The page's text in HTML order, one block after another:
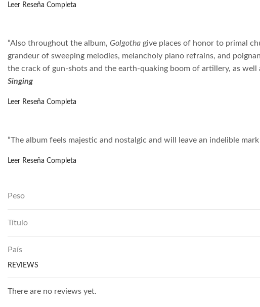
Leer Reseña Completa
“Also throughout the album, Golgotha give places of honor to primal
grandeur of sweeping melodies, melancholy piano refrains, and
the crack of gun-shots and the earth-quaking boom of artillery, as
Singing
Leer Reseña Completa
“The album feels majestic and nostalgic and will leave an indelible mark
Leer Reseña Completa
Peso
Título
País
REVIEWS
There are no reviews yet.